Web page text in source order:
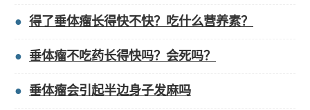
得了垂体瘤长得快不快？吃什么营养素？
垂体瘤不吃药长得快吗？会死吗？
垂体瘤会引起半边身子发麻吗